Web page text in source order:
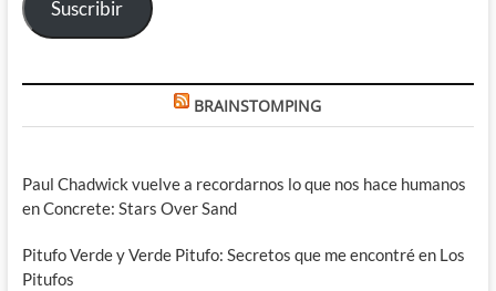
Suscribir
BRAINSTOMPING
Paul Chadwick vuelve a recordarnos lo que nos hace humanos
en Concrete: Stars Over Sand
Pitufo Verde y Verde Pitufo: Secretos que me encontré en Los
Pitufos